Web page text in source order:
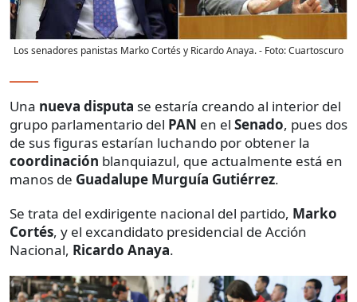
Los senadores panistas Marko Cortés y Ricardo Anaya.- Foto:Cuartoscuro
Una nueva disputa se estaría creando al interior del
grupo parlamentario del PAN en el Senado, pues dos
de sus figuras estarían luchando por obtener la
coordinación blanquiazul, que actualmente está en
manos de Guadalupe Murguía Gutiérrez.
Se trata del exdirigente nacional del partido, Marko
Cortés, y el excandidato presidencial de Acción
Nacional, Ricardo Anaya.